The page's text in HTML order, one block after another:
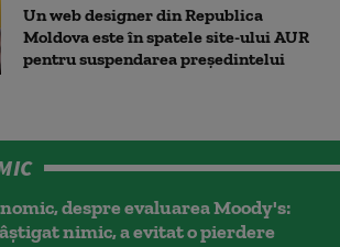
Un web designer din Republica
Moldova este în spatele site-ului AUR
pentru suspendarea președintelui
despre evaluarea Moody's:
nimic, a evitat o pierdere